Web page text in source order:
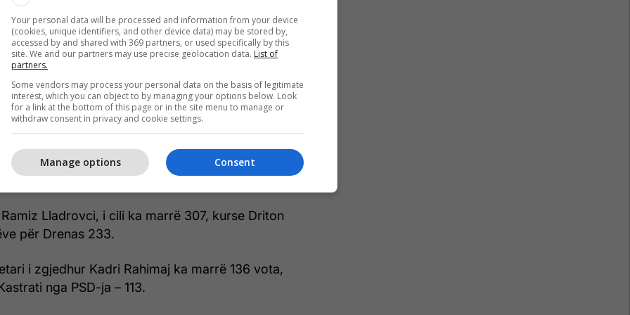
është Shpejtim Bulliqi nga LVV me 415
Hyseni nga LDK ka marrë 285 vota.
nga Nisma Socialdemokrate ka marrë 177
nga PDK 134 vota.
me 117 vota e ka mundur në Rahovec Visar
cili ka fituar 61 vota.
Lladrovci, i cili ka marrë 307, kurse Driton
për Drenas 233.
i zgjedhur Kadri Rahimaj ka marrë 136 vota,
nga PSD-ja – 113.
Your personal data will be processed and information from your device
(cookies, unique identifiers, and other device data) may be stored by,
accessed by and shared with 369 partners, or used specifically by this
site. We and our partners may use precise geolocation data. List of
partners.
Some vendors may process your personal data on the basis of legitimate
interest, which you can object to by managing your options below. Look
for a link at the bottom of this page or in the site menu to manage or
withdraw consent in privacy and cookie settings.
Consent
Manage options